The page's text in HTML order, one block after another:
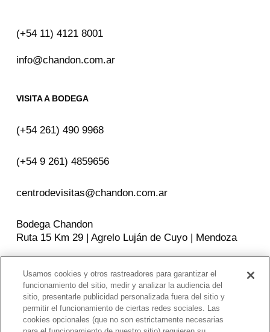
(+54 11) 4121 8001
info@chandon.com.ar
VISITA A BODEGA
(+54 261) 490 9968
(+54 9 261) 4859656
centrodevisitas@chandon.com.ar
Bodega Chandon
Ruta 15 Km 29 | Agrelo Luján de Cuyo | Mendoza
SEGUINOS EN
Facebook
Instagram
YouTube
Usamos cookies y otros rastreadores para garantizar el
funcionamiento del sitio, medir y analizar la audiencia del
sitio, presentarle publicidad personalizada fuera del sitio y
permitir el funcionamiento de ciertas redes sociales. Las
cookies opcionales (que no son estrictamente necesarias